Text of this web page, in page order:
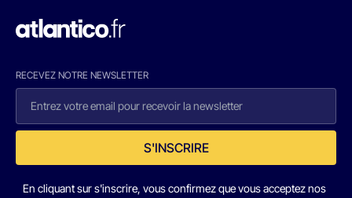
RECEVEZ NOTRE NEWSLETTER
S'INSCRIRE
En cliquant sur s'inscrire, vous confirmez que vous acceptez nos